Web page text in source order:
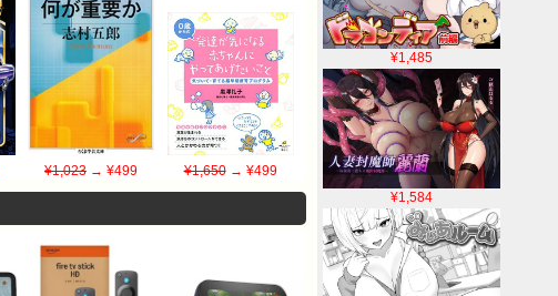
¥1,485
¥1,584
¥1,023 → ¥499 ¥1,650→ ¥499